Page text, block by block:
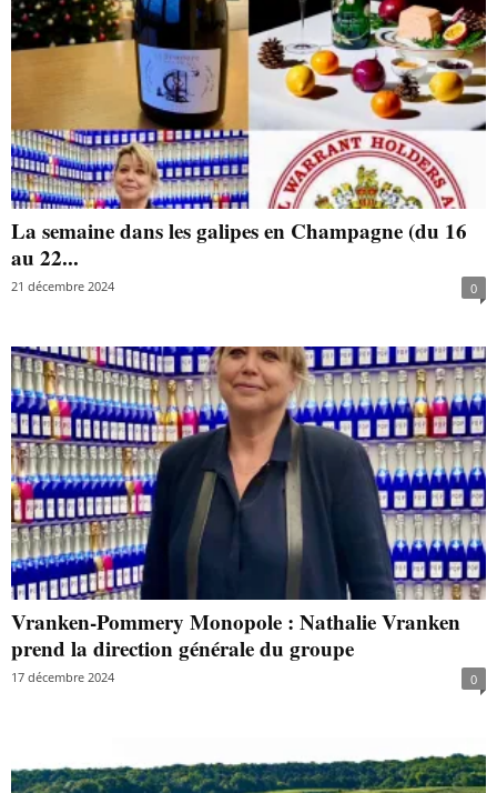
La semaine dans les galipes en Champagne (du 16
au 22...
21 décembre 2024 0
Vranken-Pommery Monopole : Nathalie Vranken
prend la direction générale du groupe
17 décembre 2024 0